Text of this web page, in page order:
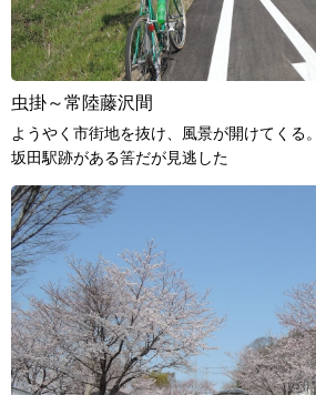
虫掛～常陸藤沢間
ようやく市街地を抜け、風景が開けてくる
坂田駅跡がある筈だが見逃した